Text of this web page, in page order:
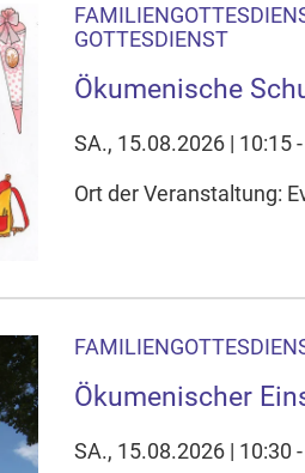
GOTTESDIENST
Ökumenische
SA., 15.08.2026 | 10:15
Ort der Veranstaltung:
Ökumenischer
SA., 15.08.2026 | 10:30